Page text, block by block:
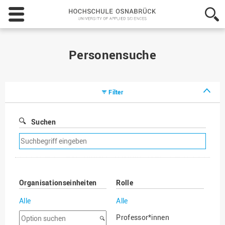
Hochschule
Osnabrück
-
Personensuche
Filter
Suchen
Suchfilter
entfernen
Organisationseinheiten
Alle
Option
Rolle
Alle
Professor*innen